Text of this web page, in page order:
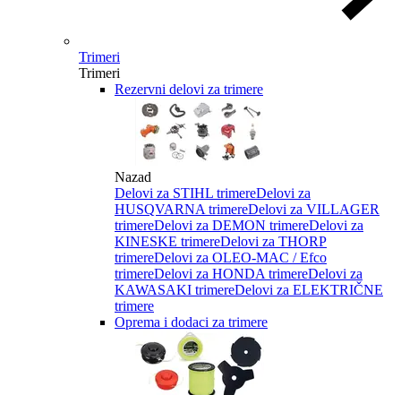
Trimeri
Trimeri
Rezervni delovi za trimere
Nazad
Delovi za STIHL trimereDelovi za
HUSQVARNA trimereDelovi za VILLAGER
trimereDelovi za DEMON trimereDelovi za
KINESKE trimereDelovi za THORP
trimereDelovi za OLEO-MAC / Efco
trimereDelovi za HONDA trimereDelovi za
KAWASAKI trimereDelovi za ELEKTRIČNE
trimere
Oprema i dodaci za trimere